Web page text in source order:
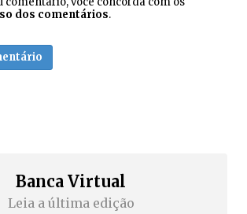
dos comentários.
Banca Virtual
Leia a última edição